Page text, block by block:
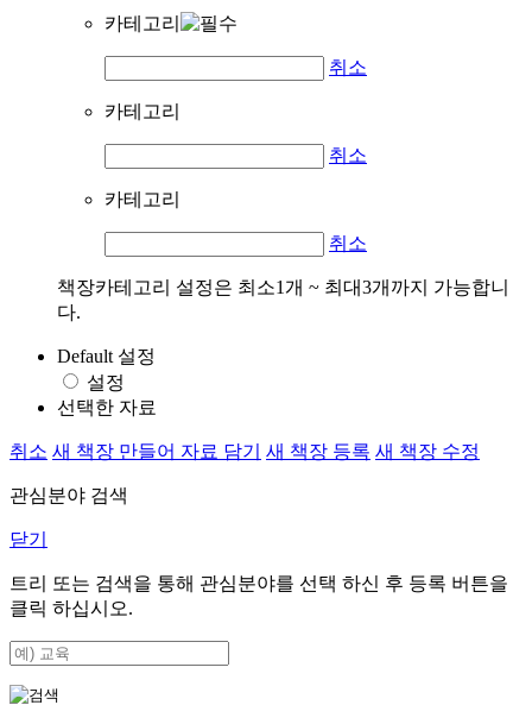
카테고리
취소
카테고리
취소
카테고리
취소
책장카테고리 설정은 최소1개 ~ 최대3개까지 가능합니
다.
Default 설정
설정
선택한 자료
취소 새 책장 만들어 자료 담기 새 책장 등록 새 책장 수정
관심분야 검색
닫기
트리 또는 검색을 통해 관심분야를 선택 하신 후 등록 버튼을
클릭 하십시오.